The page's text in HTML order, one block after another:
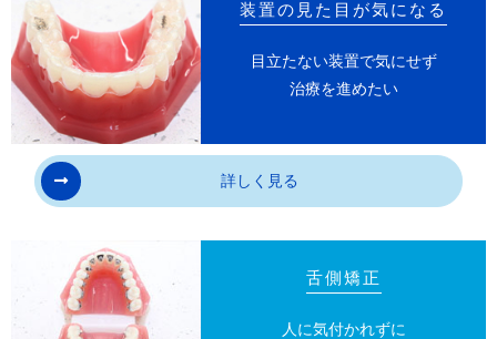
11
歯の形を修正したり、咬み合わせの微調整を
行ったりする可能性があります。
12 矯正装置を誤飲する可能性があります。
13
装置を外す時にエナメル質に微小な亀裂が入
る可能性や、かぶせ物（補綴物）の一部が破損す
14
装置が外れた後、保定装置を指示通り使用し
ないと後戻りが生じる可能性が高くなります。
装置の見た目が気になる
目立たない装置で気にせず
治療を進めたい
詳しく見る
舌側矯正
人に気付かれずに